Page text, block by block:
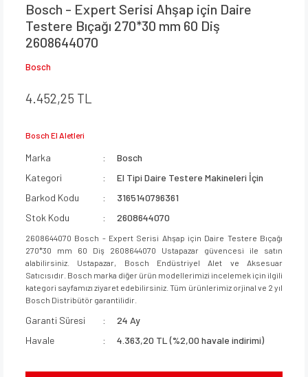
Bosch - Expert Serisi Ahşap için Daire
Testere Bıçağı 270*30 mm 60 Diş
2608644070
Bosch
4.452,25 TL
Bosch El Aletleri
Marka
Bosch
Kategori
El Tipi Daire Testere Makineleri İçin
Barkod Kodu
3165140796361
Stok Kodu
2608644070
2608644070 Bosch - Expert Serisi Ahşap için Daire Testere Bıçağı
270*30 mm 60 Diş 2608644070 Ustapazar güvencesi ile satın
alabilirsiniz. Ustapazar, Bosch Endüstriyel Alet ve Aksesuar
Satıcısıdır. Bosch marka diğer ürün modellerimizi incelemek için ilgili
kategori sayfamızı ziyaret edebilirsiniz. Tüm ürünlerimiz orjinal ve 2 yıl
Bosch Distribütör garantilidir.
Garanti Süresi
24 Ay
Havale
4.363,20 TL (%2,00 havale indirimi)